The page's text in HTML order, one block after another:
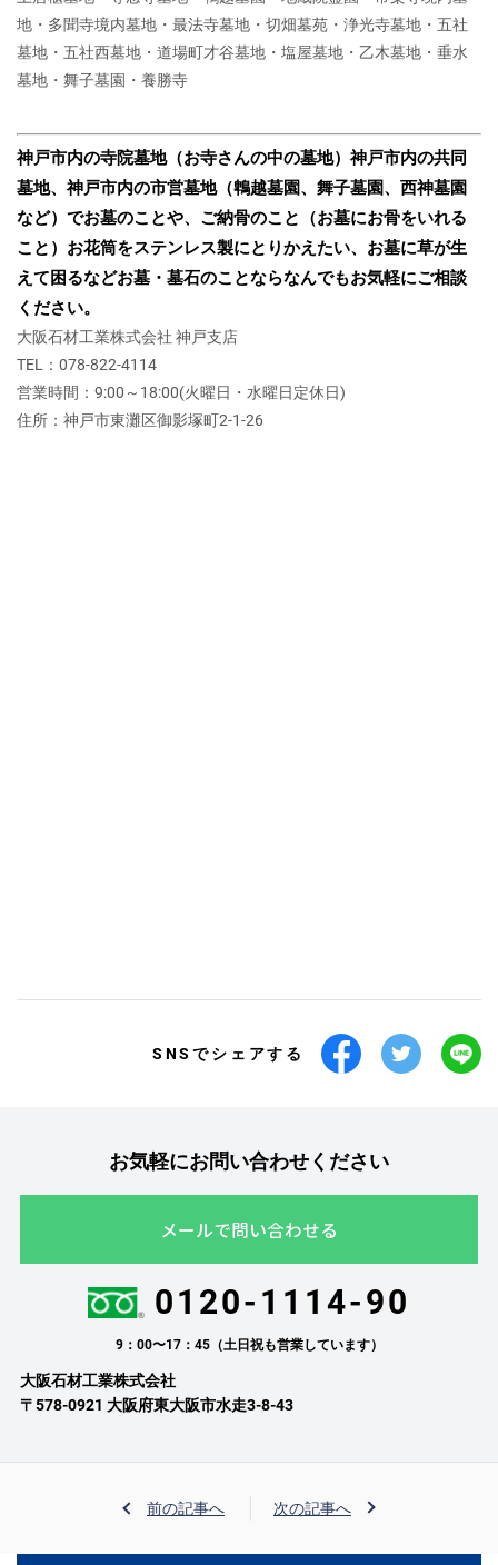
地・多聞寺境内墓地・最法寺墓地・切畑墓苑・浄光寺墓地・五社
墓地・五社西墓地・道場町才谷墓地・塩屋墓地・乙木墓地・垂水
墓地・舞子墓園・養勝寺
神戸市内の寺院墓地（お寺さんの中の墓地） 神戸市内の共同
墓地、神戸市内の市営墓地（鵯越墓園、舞子墓園、西神墓園
など）でお墓のことや、ご納骨のこと（お墓にお骨をいれる
こと） お花筒をステンレス製にとりかえたい、お墓に草が生
えて困るなどお墓・墓石のことならなんでもお気軽にご相談
ください。
大阪石材工業株式会社 神戸支店
TEL：078-822-4114
営業時間：9:00～18:00(火曜日・水曜日定休日)
住所：神戸市東灘区御影塚町2‐1‐26
SNSでシェアする
お気軽にお問い合わせください
メールで問い合わせる
0120-1114-90
9：00〜17：45（土日祝も営業しています）
大阪石材工業株式会社
〒578-0921 大阪府東大阪市水走3-8-43
前の記事へ 次の記事へ